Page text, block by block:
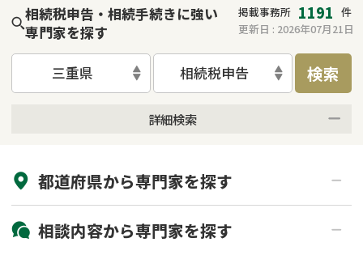
相続税申告・相続手続きに強い
専門家を探す
掲載事務所 1191 件
更新日 : 2026年07月21日
三重県 相続税申告 検索
詳細検索
初回相談無料
土日祝の相談可能
都道府県から専門家を探す
北海道・東北
相談内容から専門家を探す